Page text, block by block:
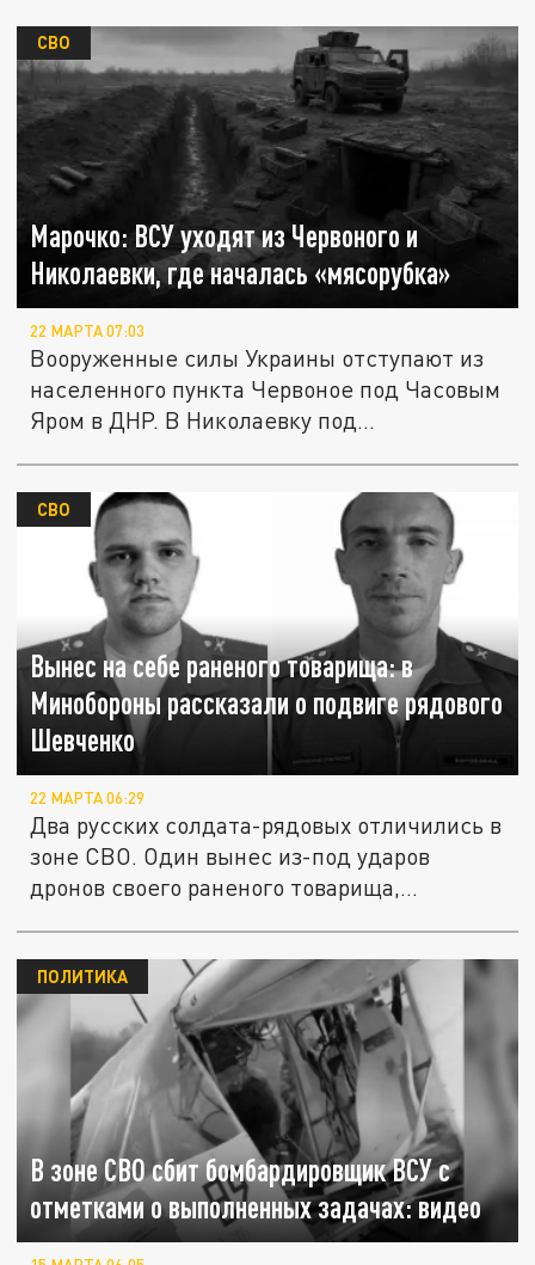
Марочко: ВСУ уходят из Червоного и
Николаевки, где началась «мясорубка»
СВО
22 МАРТА 07:03
Вооруженные силы Украины отступают из
населенного пункта Червоное под Часовым
Яром в ДНР. В Николаевку под...
Вынес на себе раненого товарища: в
Минобороны рассказали о подвиге рядового
Шевченко
СВО
22 МАРТА 06:29
Два русских солдата-рядовых отличились в
зоне СВО. Один вынес из-под ударов
дронов своего раненого товарища,...
В зоне СВО сбит бомбардировщик ВСУ с
отметками о выполненных задачах: видео
ПОЛИТИКА